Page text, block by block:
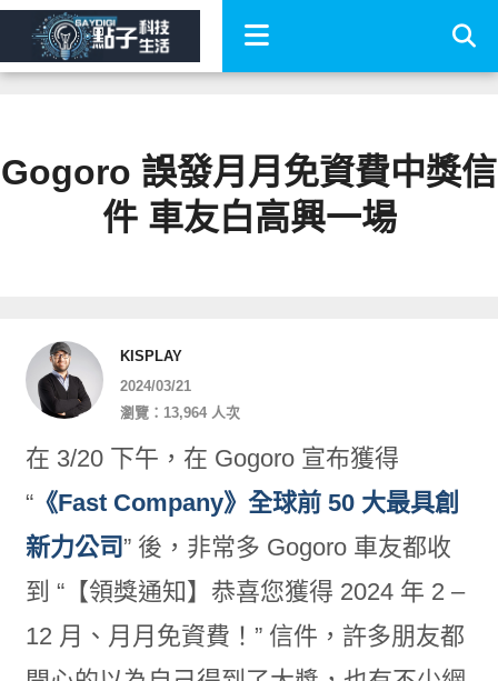
Gogoro 誤發月月免資費中獎信
件 車友白高興一場
KISPLAY
2024/03/21
瀏覽：13,964 人次
在 3/20 下午，在 Gogoro 宣布獲得
“《Fast Company》全球前 50 大最具創
新力公司 ” 後，非常多 Gogoro 車友都收
到 “【領獎通知】恭喜您獲得 2024 年 2 –
12 月、月月免資費！” 信件，許多朋友都